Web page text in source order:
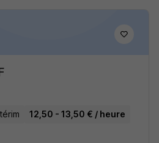
12,50 - 13,50 € / heure